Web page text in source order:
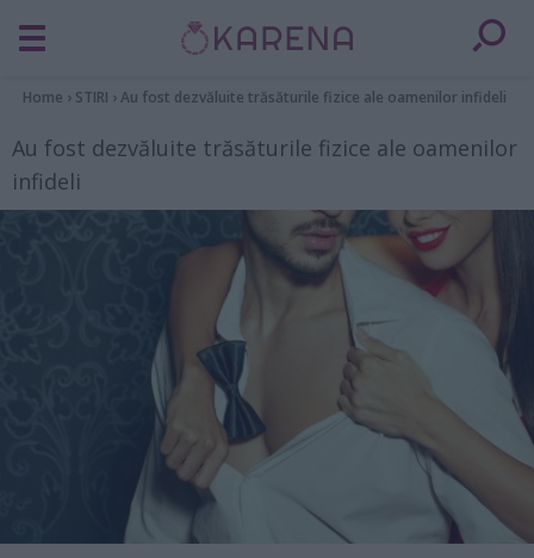
Home › STIRI ›Au fost dezvăluite trăsăturile fizice ale oamenilor infideli
Au fost dezvăluite trăsăturile fizice ale oamenilor
infideli